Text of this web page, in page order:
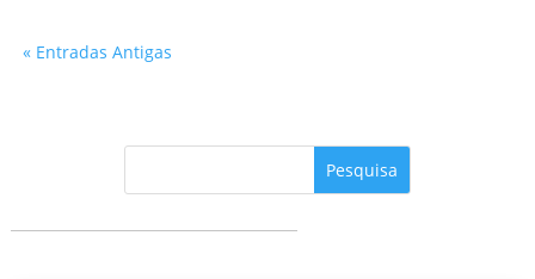
« Entradas Antigas